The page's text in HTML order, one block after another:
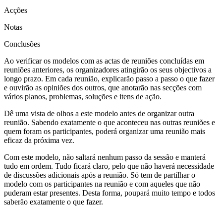
Acções
Notas
Conclusões
Ao verificar os modelos com as actas de reuniões concluídas em
reuniões anteriores, os organizadores atingirão os seus objectivos a
longo prazo. Em cada reunião, explicarão passo a passo o que fazer
e ouvirão as opiniões dos outros, que anotarão nas secções com
vários planos, problemas, soluções e itens de ação.
Dê uma vista de olhos a este modelo antes de organizar outra
reunião. Sabendo exatamente o que aconteceu nas outras reuniões e
quem foram os participantes, poderá organizar uma reunião mais
eficaz da próxima vez.
Com este modelo, não saltará nenhum passo da sessão e manterá
tudo em ordem. Tudo ficará claro, pelo que não haverá necessidade
de discussões adicionais após a reunião. Só tem de partilhar o
modelo com os participantes na reunião e com aqueles que não
puderam estar presentes. Desta forma, poupará muito tempo e todos
saberão exatamente o que fazer.